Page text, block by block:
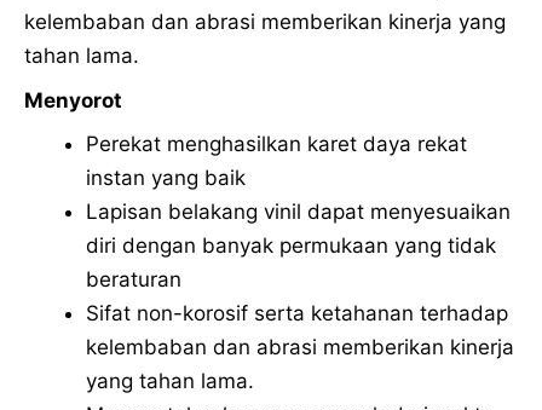
kelembaban dan abrasi memberikan kinerja yang
tahan lama.
Menyorot
Perekat menghasilkan karet daya rekat
instan yang baik
Lapisan belakang vinil dapat menyesuaikan
diri dengan banyak permukaan yang tidak
beraturan
Sifat non-korosif serta ketahanan terhadap
kelembaban dan abrasi memberikan kinerja
yang tahan lama.